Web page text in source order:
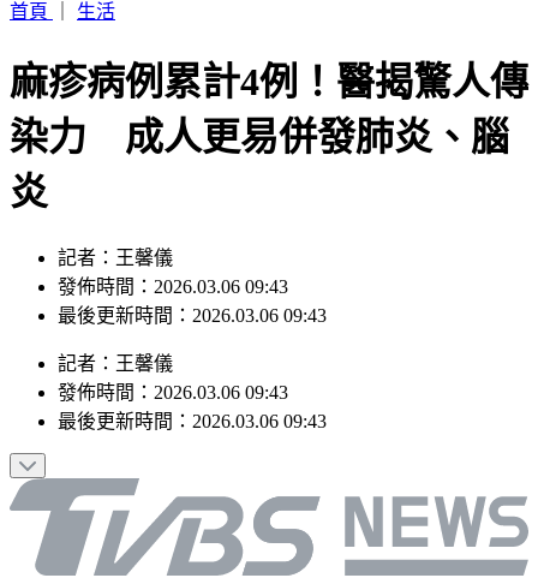
功
麻疹病例累計4例！醫揭驚人傳
染力 成人更易併發肺炎、腦
炎
記者：王馨儀
發佈時間：2026.03.06 09:43
記者：王馨儀
發佈時間：2026.03.06 09:43